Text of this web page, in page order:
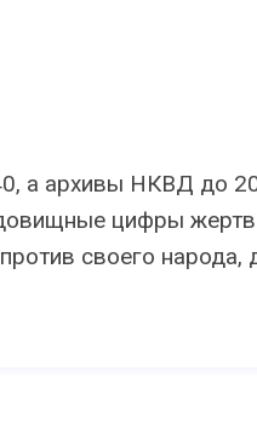
а архивы НКВД до
цифры
своего народа,